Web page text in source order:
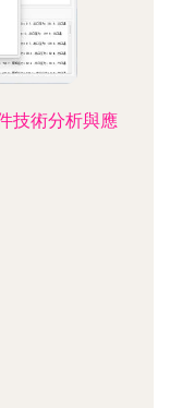
技術分析與應